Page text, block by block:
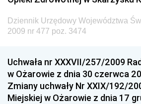
Dziennik Urzędowy Ministra
Dziennik Urzędowy Ministra Nauki
Dziennik Urzędowy Głównego
Dziennik Urzędowy Ministra
Dziennik Urzędowy Ministra
Dziennik Urzędowy Województwa
2009 nr 477 poz. 3474
Uchwała nr XXXVII/257/2009
w Ożarowie z dnia 30 czerwca
Zmiany uchwały Nr XXIX/192/
Miejskiej w Ożarowie z dnia 17